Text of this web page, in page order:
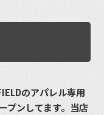
のアパレル専用
プンしてます。当店